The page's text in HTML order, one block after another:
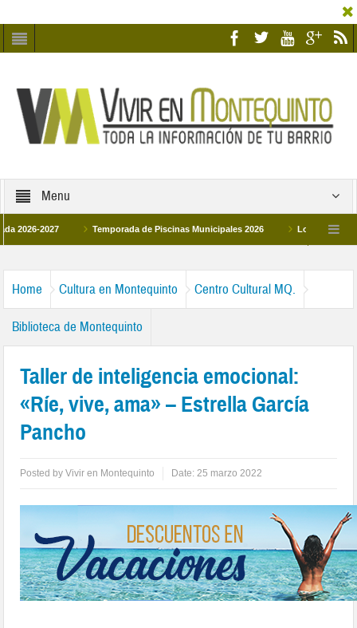
Menu
2027 Temporada de Piscinas Municipales 2026 Los Campus de
Home Cultura en Montequinto Centro Cultural MQ.
Biblioteca de Montequinto
Taller de inteligencia emocional:
«Ríe, vive, ama» – Estrella García
Pancho
Posted byVivir en Montequinto Date:25 marzo 2022